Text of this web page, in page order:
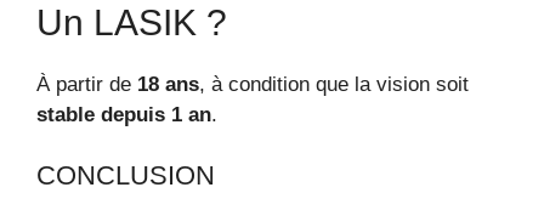
Un LASIK ?
À partir de 18 ans, à condition que la vision soit
stable depuis 1 an.
CONCLUSION